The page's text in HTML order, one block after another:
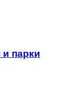
парки